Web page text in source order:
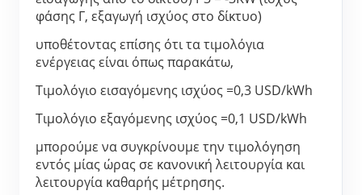
Ενεργειακή Παρακολούθηση Εργοστασίων
FAQ
Νέα
Πρόγραμμα επιβράβευσης
φάσης Γ, εξαγωγή ισχύος στο δίκτυο)
υποθέτοντας επίσης ότι τα τιμολόγια
ενέργειας είναι όπως παρακάτω,
Τιμολόγιο εισαγόμενης ισχύος =0,3 USD/kWh
Τιμολόγιο εξαγόμενης ισχύος =0,1 USD/kWh
μπορούμε να συγκρίνουμε την τιμολόγηση
εντός μίας ώρας σε κανονική λειτουργία και
λειτουργία καθαρής μέτρησης.